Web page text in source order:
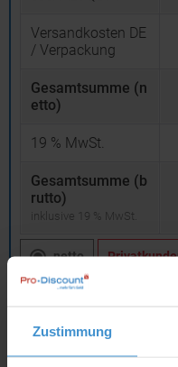
Zustimmung
Versandkosten DE
/ Verpackung
Gesamtsumme (n
etto)
19 % MwSt.
Gesamtsumme (b
rutto)
inklusive 19 % MwSt.
netto